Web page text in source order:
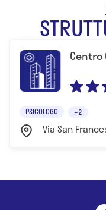
- Specializzazione
di Psicologia della
Centro
PSICOLOGO +2
Via San